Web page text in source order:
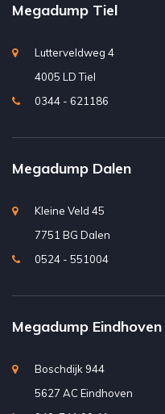
Megadump Tiel
Lutterveldweg 4
4005 LD Tiel
0344 - 621186
Megadump Dalen
Kleine Veld 45
7751 BG Dalen
0524 - 551004
Megadump Eindhoven
Boschdijk 944
5627 AC Eindhoven